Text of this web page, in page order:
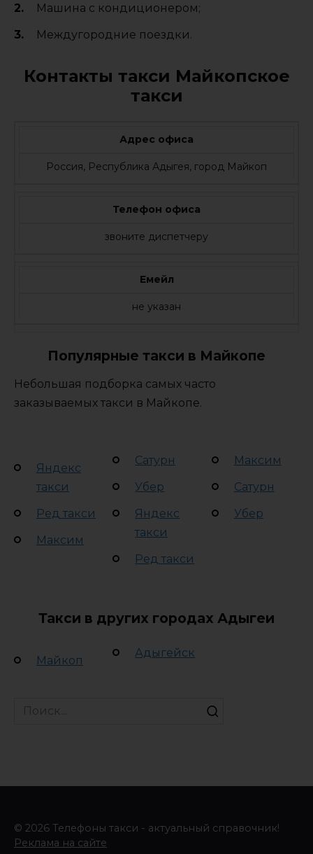
Машина с кондиционером;
Междугородние поездки.
Контакты такси Майкопское
такси
Адрес офиса
Россия, Республика Адыгея, город Майкоп
Телефон офиса
звоните диспетчеру
Емейл
не указан
Популярные такси в Майкопе
Небольшая подборка самых часто
заказываемых такси в Майкопе.
Яндекс
такси
Ред такси
Максим
Сатурн
Убер
Яндекс
такси
Ред такси
Максим
Сатурн
Убер
Такси в других городах Адыгеи
Майкоп
Адыгейск
Search
© 2026 Телефоны такси - актуальный справочник!
Реклама на сайте